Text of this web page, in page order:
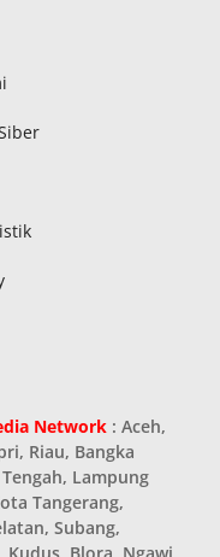
Network : Aceh,
Riau, Bangka
Lampung
Tangerang,
Subang,